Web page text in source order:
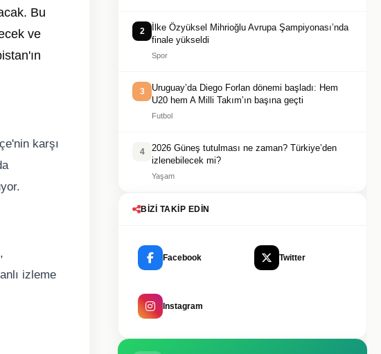
Bu
ve
karşı
izleme
2
İlke Özyüksel Mihrioğlu Avrupa Şampiyonası’nda
finale yükseldi
Spor
3
Uruguay’da Diego Forlan dönemi başladı: Hem
U20 hem A Milli Takım’ın başına geçti
Futbol
4
2026 Güneş tutulması ne zaman? Türkiye’den
izlenebilecek mi?
Yaşam
BIZI TAKIP EDIN
Facebook Twitter
Instagram